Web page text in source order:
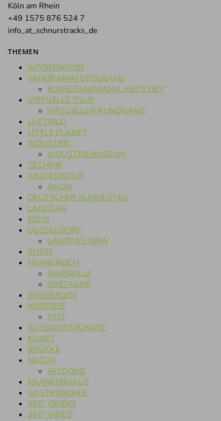
Köln am Rhein
+49 1575 876 524 7
info_at_schnurstracks_de
THEMEN
INFORMATION
PANORAMAFOTOGRAFIE
KUGELPANORAMA 360°X180°
VIRTUELLE TOUR
VIRTUELLER RUNDGANG
LUFTBILD
LITTLE PLANET
INDUSTRIE
INDUSTRIEMUSEUM
TECHNIK
ARCHITEKTUR
RAUM
DEUTSCHER BUNDESTAG
LANDTAG
KÖLN
DÜSSELDORF
LANDTAG NRW
RHEIN
FRANKREICH
MARSEILLE
BRETAGNE
WIESBADEN
NORDSEE
SYLT
AUSSICHTSPUNKTE
KUNST
BRÜCKE
NATUR
SKYDOME
KRANKENHAUS
GASTRONOMIE
360° OBJEKT
360° VIDEO